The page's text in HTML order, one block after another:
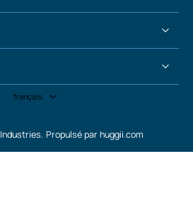
français
. Propulsé par huggii.com